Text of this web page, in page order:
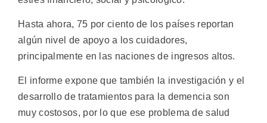
Hasta ahora, 75 por ciento de los países reportan
algún nivel de apoyo a los cuidadores,
principalmente en las naciones de ingresos altos.
El informe expone que también la investigación y el
desarrollo de tratamientos para la demencia son
muy costosos, por lo que ese problema de salud